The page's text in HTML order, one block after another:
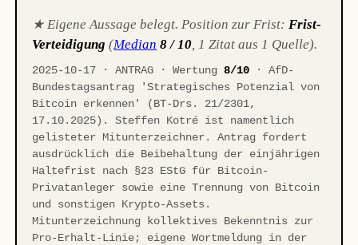
★ Eigene Aussage belegt. Position zur Frist:Frist-
Verteidigung (Median 8 / 10, 1 Zitat aus 1 Quelle).
2025-10-17 · ANTRAG · Wertung8/10 · AfD-
Bundestagsantrag 'Strategisches Potenzial von
Bitcoin erkennen' (BT-Drs. 21/2301,
17.10.2025). Steffen Kotré ist namentlich
gelisteter Mitunterzeichner. Antrag fordert
ausdrücklich die Beibehaltung der einjährigen
Haltefrist nach §23 EStG für Bitcoin-
Privatanleger sowie eine Trennung von Bitcoin
und sonstigen Krypto-Assets.
Mitunterzeichnung kollektives Bekenntnis zur
Pro-Erhalt-Linie; eigene Wortmeldung in der